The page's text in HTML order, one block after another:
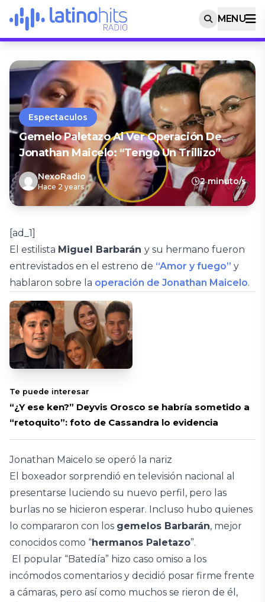
MENU
Espectaculos
Gemelo Paletazo Al Ver Operación De
Jonathan Maicelo: “Tengo Un Trillizo”
NexoRadio
Hace 2 years
2 minuto/s
[ad_1]
El estilista Miguel Barbarán y su hermano fueron
entrevistados en el estreno de “Amor y fuego” y
hablaron sobre la operación de Jonathan Maicelo.
Te puede interesar
“¿Y ese ken?” Deyvis Orosco se habría sometido a
“retoquito”: foto de Cassandra lo evidencia
Jonathan Maicelo se operó la nariz
El boxeador sorprendió en televisión nacional al
presentarse luciendo su nuevo perfil, pero las
burlas no se hicieron esperar. Incluso hubo quienes
lo compararon con los gemelos Barbarán, mejor
conocidos como “hermanos Paletazo”.
El popular “Batedía” hizo caso omiso a los
incómodos comentarios y decidió posar firme frente
a cámaras, pero así como muchos se rieron de él,